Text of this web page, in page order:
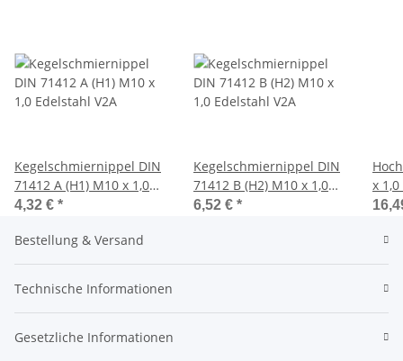
Kegelschmiernippel DIN
71412 A (H1) M10 x 1,0
Edelstahl V2A
4,32 € *
Kegelschmiernippel DIN
71412 B (H2) M10 x 1,0
Edelstahl V2A
6,52 € *
x
415
Bestellung & Versand
Technische Informationen
Gesetzliche Informationen